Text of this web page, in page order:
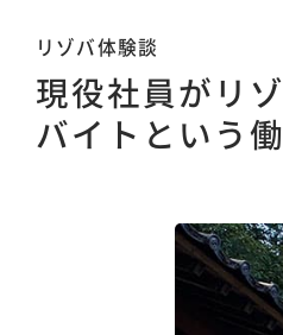
リゾバ体験談
現役社員がリ
バイトという